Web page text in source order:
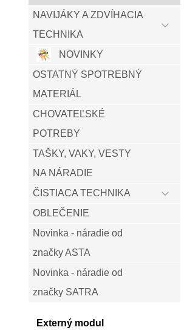
NAVIJÁKY A ZDVÍHACIA
TECHNIKA
NOVINKY
OSTATNÝ SPOTREBNÝ
MATERIÁL
CHOVATEĽSKÉ
POTREBY
TAŠKY, VAKY, VESTY
NA NÁRADIE
ČISTIACA TECHNIKA
OBLEČENIE
Novinka - náradie od
značky ASTA
Novinka - náradie od
značky SATRA
Externý modul